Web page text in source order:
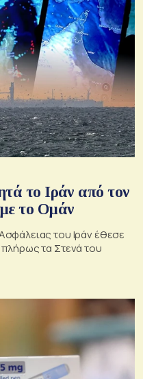
το Ιράν από τον
το Ομάν
του Ιράν έθεσε
τα Στενά του